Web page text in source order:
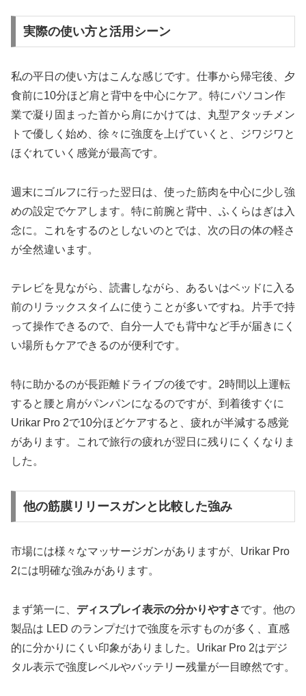
実際の使い方と活用シーン
私の平日の使い方はこんな感じです。仕事から帰宅後、夕
食前に10分ほど肩と背中を中心にケア。特にパソコン作
業で凝り固まった首から肩にかけては、丸型アタッチメン
トで優しく始め、徐々に強度を上げていくと、ジワジワと
ほぐれていく感覚が最高です。
週末にゴルフに行った翌日は、使った筋肉を中心に少し強
めの設定でケアします。特に前腕と背中、ふくらはぎは入
念に。これをするのとしないのとでは、次の日の体の軽さ
が全然違います。
テレビを見ながら、読書しながら、あるいはベッドに入る
前のリラックスタイムに使うことが多いですね。片手で持
って操作できるので、自分一人でも背中など手が届きにく
い場所もケアできるのが便利です。
特に助かるのが長距離ドライブの後です。2時間以上運転
すると腰と肩がパンパンになるのですが、到着後すぐに
Urikar Pro 2で10分ほどケアすると、疲れが半減する感覚
があります。これで旅行の疲れが翌日に残りにくくなりま
した。
他の筋膜リリースガンと比較した強み
市場には様々なマッサージガンがありますが、Urikar Pro
2には明確な強みがあります。
まず第一に、 ディスプレイ表示の分かりやすさです。他の
製品は LED のランプだけで強度を示すものが多く、直感
的に分かりにくい印象がありました。Urikar Pro 2はデジ
タル表示で強度レベルやバッテリー残量が一目瞭然です。